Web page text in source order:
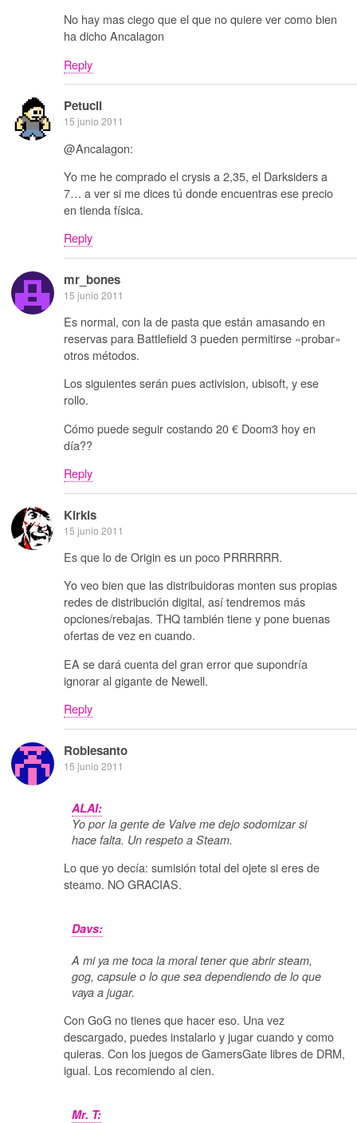
No hay mas ciego que el que no quiere ver como bien
ha dicho Ancalagon
Reply
Petucli
15 junio 2011
@Ancalagon:
Yo me he comprado el crysis a 2,35, el Darksiders a
7… a ver si me dices tú donde encuentras ese precio
en tienda física.
Reply
mr_bones
15 junio 2011
Es normal, con la de pasta que están amasando en
reservas para Battlefield 3 pueden permitirse «probar»
otros métodos.
Los siguientes serán pues activision, ubisoft, y ese
rollo.
Cómo puede seguir costando 20 € Doom3 hoy en
día??
Reply
Kirkis
15 junio 2011
Es que lo de Origin es un poco PRRRRRR.
Yo veo bien que las distribuidoras monten sus propias
redes de distribución digital, así tendremos más
opciones/rebajas. THQ también tiene y pone buenas
ofertas de vez en cuando.
EA se dará cuenta del gran error que supondría
ignorar al gigante de Newell.
Reply
Roblesanto
15 junio 2011
ALAI:
Yo por la gente de Valve me dejo sodomizar si
hace falta. Un respeto a Steam.
Lo que yo decía: sumisión total del ojete si eres de
steamo. NO GRACIAS.
Davs:
A mi ya me toca la moral tener que abrir steam,
gog, capsule o lo que sea dependiendo de lo que
vaya a jugar.
Con GoG no tienes que hacer eso. Una vez
descargado, puedes instalarlo y jugar cuando y como
quieras. Con los juegos de GamersGate libres de DRM,
igual. Los recomiendo al cien.
Mr. T: